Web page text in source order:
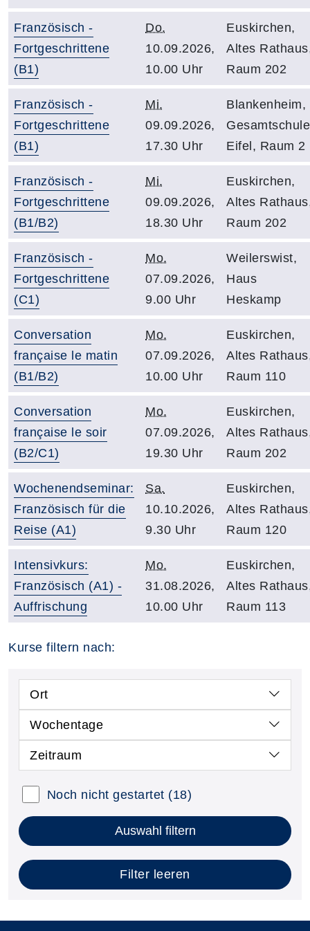
Französisch -
Fortgeschrittene
(B1)
Do.
10.09.2026,
10.00 Uhr
Euskirchen,
Altes
Raum 202
Französisch -
Fortgeschrittene
(B1)
Mi.
09.09.2026,
17.30 Uhr
Blankenheim,
Gesamtschule
Eifel, Raum 2
Französisch -
Fortgeschrittene
(B1/B2)
Mi.
09.09.2026,
18.30 Uhr
Euskirchen,
Altes
Raum 202
Französisch -
Fortgeschrittene
(C1)
Mo.
07.09.2026,
9.00 Uhr
Weilerswist,
Haus
Heskamp
Conversation
française le matin
(B1/B2)
Mo.
07.09.2026,
10.00 Uhr
Euskirchen,
Altes
Raum 110
Conversation
française le soir
(B2/C1)
Mo.
07.09.2026,
19.30 Uhr
Euskirchen,
Altes
Raum 202
Wochenendseminar:
Französisch für die
Reise (A1)
Sa.
10.10.2026,
9.30 Uhr
Euskirchen,
Altes
Raum 120
Intensivkurs:
Französisch (A1) -
Auffrischung
Mo.
31.08.2026,
10.00 Uhr
Euskirchen,
Altes
Raum 113
Kurse filtern nach:
Ort
Wochentage
Zeitraum
Noch nicht gestartet (18)
Auswahl filtern
Filter leeren